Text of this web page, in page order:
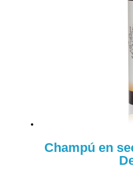
Champú en